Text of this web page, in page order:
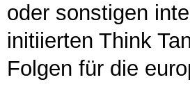
oder sonstigen
initiierten Think
Folgen für die